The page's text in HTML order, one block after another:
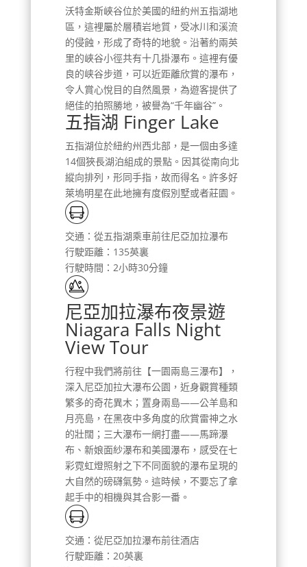
沃特金斯峽谷位於美國的紐約州五指湖地
區，這裡屬於層積岩地質，受冰川和溪流
的侵蝕，形成了奇特的地貌。沿著約兩英
里的峽谷小徑共有十几掛瀑布。這裡有優
良的峡谷步道，可以近距離欣賞的瀑布，
令人賞心悅目的自然風景，為遊客提供了
絕佳的拍照勝地，被譽為“千年幽谷”。
五指湖 Finger Lake
五指湖位於紐約州西北部，是一個由多達
14個狹長湖泊組成的景點。因其從南向北
縱向排列，形同手指，故而得名。許多好
萊塢明星在此地擁有度假別墅或者莊園。
交通：從五指湖乘車前往尼亞加拉瀑布
行駛距離：135英裏
行駛時間：2小時30分鐘
尼亞加拉瀑布夜景遊
Niagara Falls Night
View Tour
行程中我們將前往【一園兩島三瀑布】，
深入尼亞加拉大瀑布公園，近身觀賞種類
繁多的奇花異木；置身兩島——公羊島和
月亮島，在黑夜中多角度的欣賞雷神之水
的壯闊；三大瀑布一網打盡——馬蹄瀑
布、新娘面紗瀑布和美國瀑布，感受在七
彩霓虹燈照射之下不同面貌的瀑布呈現的
大自然的磅礴氣勢。這時候，不要忘了拿
起手中的相機與其合影一番。
交通：從尼亞加拉瀑布前往酒店
行駛距離：20英裏